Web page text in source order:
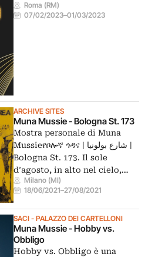
Roma (RM)
07/02/2023–01/03/2023
ARCHIVE SITES
Muna Mussie - Bologna St. 173
Mostra personale di Muna
Mussieየቦሎኛ ጎዳና | شارع بولونيا |
Bologna St. 173. Il sole
d’agosto, in alto nel cielo,…
Milano (MI)
18/06/2021–27/08/2021
SACI - PALAZZO DEI CARTELLONI
Muna Mussie - Hobby vs.
Obbligo
Hobby vs. Obbligo è una